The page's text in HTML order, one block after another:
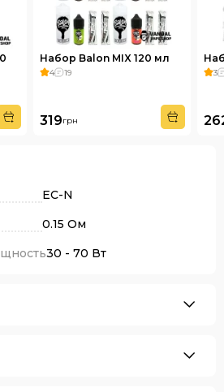
Набор Balon MIX 120 мл
4 19
319грн
3
EC-N
0.15 Ом
30 - 70 Вт